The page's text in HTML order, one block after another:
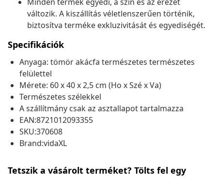
változik. A kiszállítás véletlenszerűen történik,
biztosítva terméke exkluzivitását és egyediségét.
Specifikációk
Anyaga: tömör akácfa természetes természetes
felülettel
Mérete: 60 x 40 x 2,5 cm (Ho x Szé x Va)
Természetes szélekkel
A szállítmány csak az asztallapot tartalmazza
EAN:8721012093355
SKU:370608
Brand:vidaXL
Tetszik a vásárolt terméket? Tölts fel egy